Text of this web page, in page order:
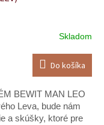
Skladom
Do košíka
BEWIT MAN LEO
Leva, bude nám
a skúšky, ktoré pre